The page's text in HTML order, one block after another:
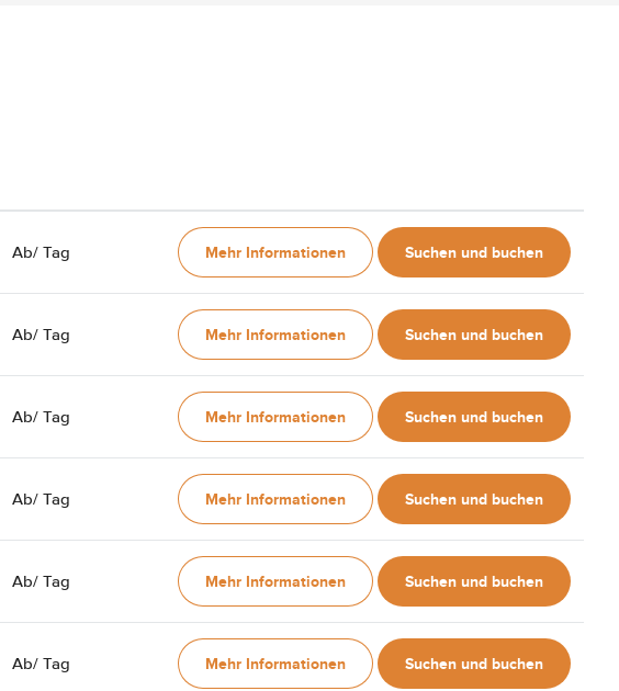
Ab/ Tag Mehr Informationen Suchen und buchen
Ab/ Tag Mehr Informationen Suchen und buchen
Ab/ Tag Mehr Informationen Suchen und buchen
Ab/ Tag Mehr Informationen Suchen und buchen
Ab/ Tag Mehr Informationen Suchen und buchen
Ab/ Tag Mehr Informationen Suchen und buchen